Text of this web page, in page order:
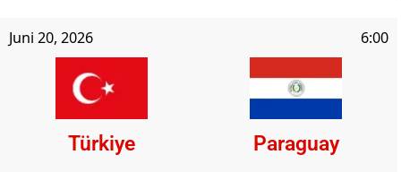
Juni 20, 2026 6:00
Türkiye Paraguay